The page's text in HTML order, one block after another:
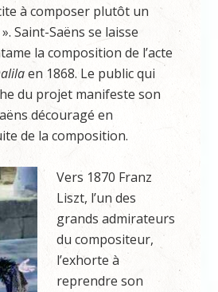
à composer plutôt un
Saint-Saëns se laisse
la composition de l’acte
en 1868. Le public qui
du projet manifeste son
découragé en
de la composition.
Vers 1870 Franz
Liszt, l’un des
grands admirateurs
du compositeur,
l’exhorte à
reprendre son